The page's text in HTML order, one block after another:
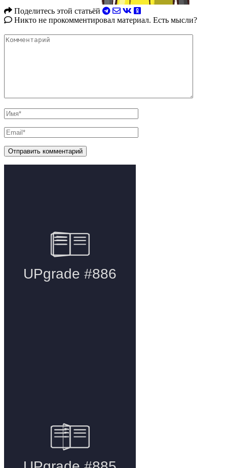
Поделитесь этой статьёй
Никто не прокомментировал материал. Есть мысли?